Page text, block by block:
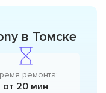
в Томске
ремонта:
от 20 мин